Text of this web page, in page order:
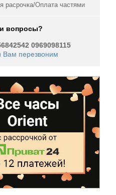
расрочка/Оплата частями
вопросы?
0969098115
Вам перезвоним